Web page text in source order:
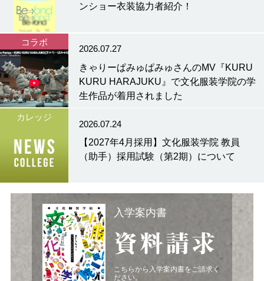
ンショー衣装協力者紹介！
コラボ
2026.07.27
きゃりーぱみゅぱみゅさんのMV『KURU
KURU HARAJUKU』で文化服装学院の学
生作品が着用されました
カレッジ
2026.07.24
【2027年4月採用】文化服装学院 教員
（助手）採用試験（第2期）について
入学案内書
資料請求
こちらから入学案内書をご請求く
ださい。